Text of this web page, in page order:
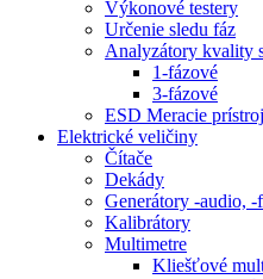
Výkonové testery
Určenie sledu fáz
Analyzátory kvality
1-fázové
3-fázové
ESD Meracie
Elektrické veličiny
Čítače
Dekády
Generátory -audio,
Kalibrátory
Multimetre
Kliešťové